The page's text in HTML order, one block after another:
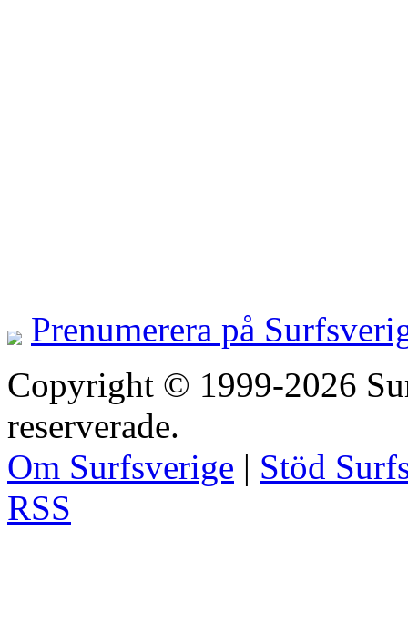
Prenumerera på
Copyright © 1999-2026
reserverade.
Om Surfsverige | Stöd
RSS